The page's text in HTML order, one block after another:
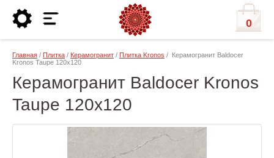
0
Главная / Плитка / Керамогранит / Плитка Kronos / Керамогранит Baldocer
Kronos Taupe 120х120
Керамогранит Baldocer Kronos
Taupe 120х120